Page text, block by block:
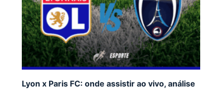
Lyon x Paris FC: onde assistir ao vivo, análise